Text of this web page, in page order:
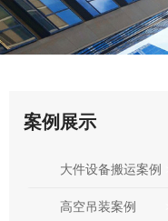
案例展示
大件设备搬运案例
高空吊装案例